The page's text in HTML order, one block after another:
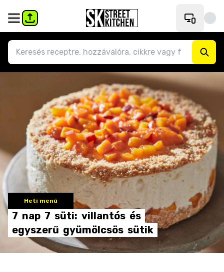
Heti menü
7 nap 7 süti: villantós és
egyszerű gyümölcsös sütik